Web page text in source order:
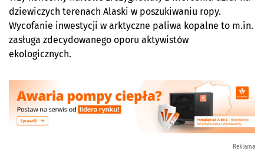
dziewiczych terenach Alaski w poszukiwaniu ropy.
Wycofanie inwestycji w arktyczne paliwa kopalne to m.in.
zasługa zdecydowanego oporu aktywistów
ekologicznych.
Reklama